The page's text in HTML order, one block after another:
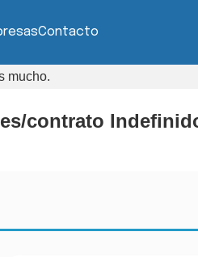
Contacto
mucho.
contrato